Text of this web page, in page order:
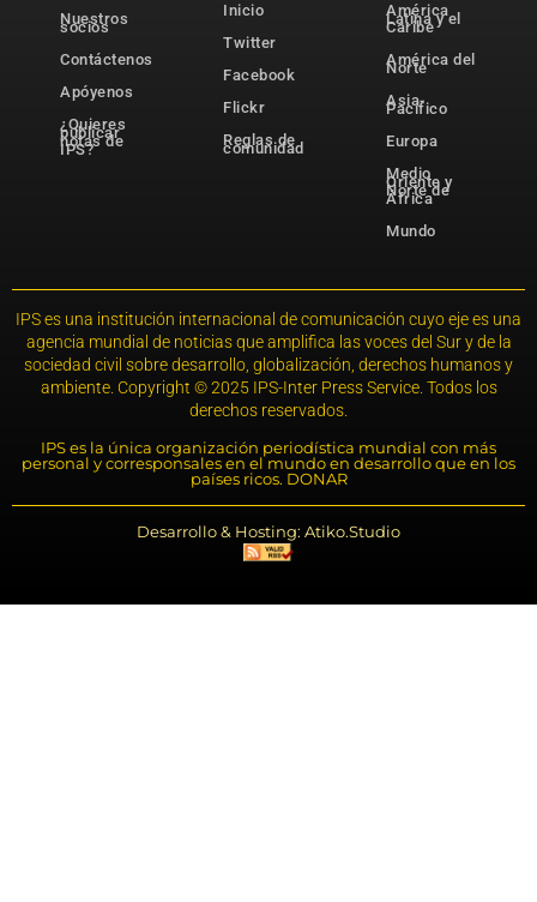
Nuestros
socios
Contáctenos
Apóyenos
¿Quieres
publicar
notas de
IPS?
Inicio
Twitter
Facebook
Flickr
Reglas de
comunidad
América
Latina y el
Caribe
América del
Norte
Asia-
Pacífico
Europa
Medio
Oriente y
Norte de
África
Mundo
IPS es una institución internacional de comunicación cuyo eje es una
agencia mundial de noticias que amplifica las voces del Sur y de la
sociedad civil sobre desarrollo, globalización, derechos humanos y
ambiente. Copyright © 2025 IPS-Inter Press Service. Todos los
derechos reservados.
IPS es la única organización periodística mundial con más
personal y corresponsales en el mundo en desarrollo que en los
países ricos. DONAR
Desarrollo & Hosting: Atiko.Studio